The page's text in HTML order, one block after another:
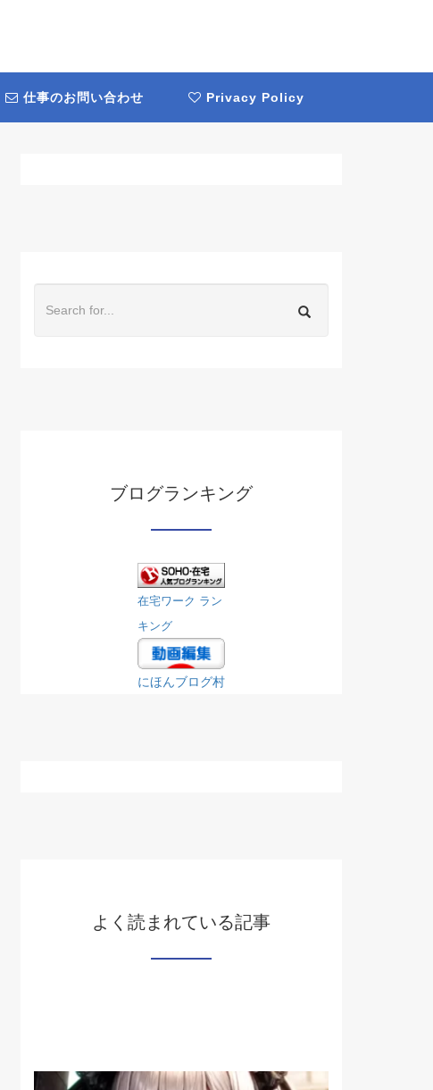
仕事のお問い合わせ Privacy Policy
ブログランキング
在宅ワーク ラン
キング
にほんブログ村
よく読まれている記事